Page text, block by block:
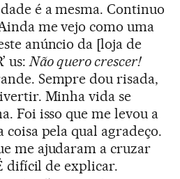
é a mesma. Continuo
me vejo como uma
anúncio da [loja de
us:Não quero crescer!
Sempre dou risada,
Minha vida se
Foi isso que me levou a
pela qual agradeço.
me ajudaram a cruzar
difícil de explicar.